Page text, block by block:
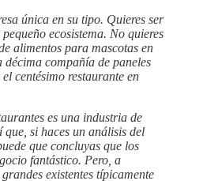
única en su tipo. Quieres ser
ecosistema. No quieres
alimentos para mascotas en
décima compañía de paneles
centésimo restaurante en
es una industria de
que, si haces un análisis del
que concluyas que los
fantástico. Pero, a
existentes típicamente